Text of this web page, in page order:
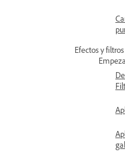
Efectos y filtros